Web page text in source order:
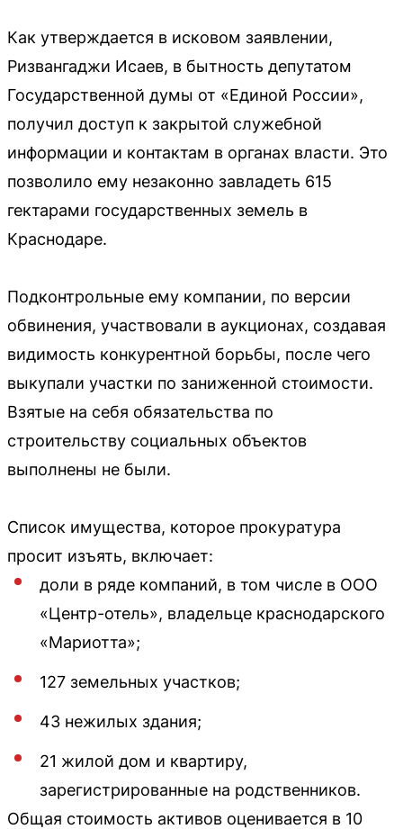
Как утверждается в исковом заявлении,
Ризвангаджи Исаев, в бытность депутатом
Государственной думы от «Единой России»,
получил доступ к закрытой служебной
информации и контактам в органах власти. Это
позволило ему незаконно завладеть 615
гектарами государственных земель в
Краснодаре.
Подконтрольные ему компании, по версии
обвинения, участвовали в аукционах, создавая
видимость конкурентной борьбы, после чего
выкупали участки по заниженной стоимости.
Взятые на себя обязательства по
строительству социальных объектов
выполнены не были.
Список имущества, которое прокуратура
просит изъять, включает:
доли в ряде компаний, в том числе в ООО
«Центр-отель», владельце краснодарского
«Мариотта»;
127 земельных участков;
43 нежилых здания;
21 жилой дом и квартиру,
зарегистрированные на родственников.
Общая стоимость активов оценивается в 10